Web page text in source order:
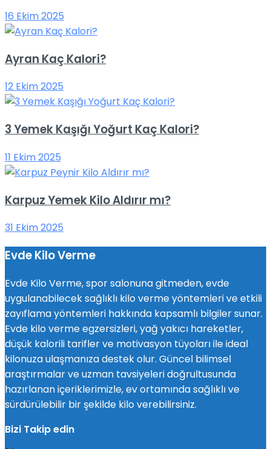
16 Ekim 2025
Ayran Kaç Kalori?
12 Ekim 2025
3 Yemek Kaşığı Yoğurt Kaç Kalori?
11 Ekim 2025
Karpuz Yemek Kilo Aldırır mı?
31 Ekim 2025
Evde Kilo Verme
Evde Kilo Verme, spor salonuna gitmeden, evde
uygulanabilecek sağlıklı kilo verme yöntemleri ve etkili
zayıflama yöntemleri hakkında kapsamlı bilgiler sunar.
Evde kilo verme egzersizleri, yağ yakıcı hareketler,
düşük kalorili tarifler ve motivasyon tüyoları ile ideal
kilonuza ulaşmanıza destek olur. Güncel bilimsel
araştırmalar ve uzman tavsiyeleri doğrultusunda
hazırlanan içeriklerimizle, ev ortamında sağlıklı ve
sürdürülebilir bir şekilde kilo verebilirsiniz.
Bizi Takip edin